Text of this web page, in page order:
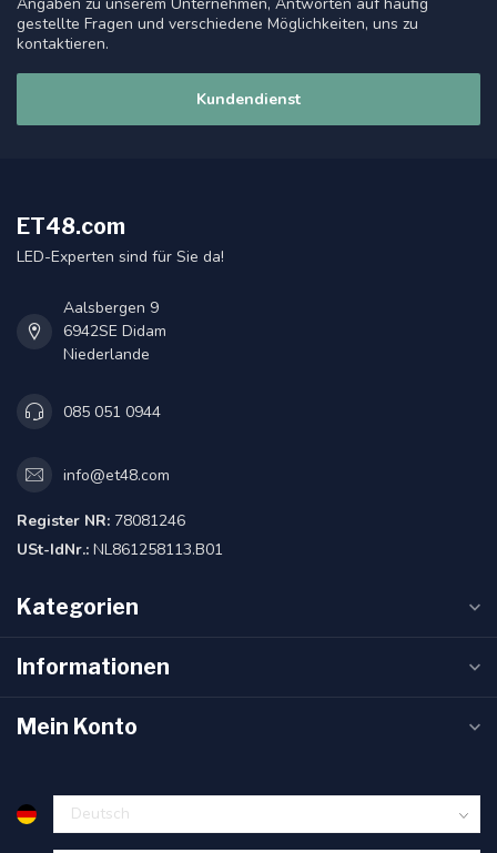
Angaben zu unserem Unternehmen, Antworten auf häufig
gestellte Fragen und verschiedene Möglichkeiten, uns zu
kontaktieren.
Kundendienst
ET48.com
LED-Experten sind für Sie da!
Aalsbergen 9
6942SE Didam
Niederlande
085 051 0944
info@et48.com
Register NR: 78081246
USt-IdNr.: NL861258113.B01
Kategorien
Informationen
Mein Konto